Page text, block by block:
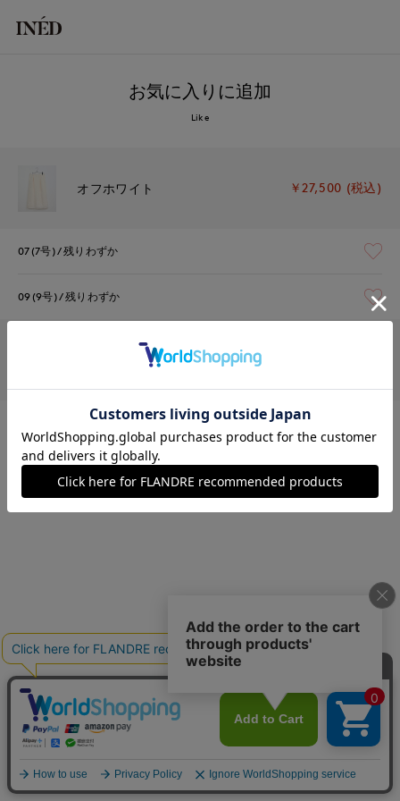
お気に入りに追加
Like
オフホワイト ￥27,500 (税込)
07(7号) 残りわずか
09(9号) 残りわずか
残りわずか
09(9号) 残りわずか